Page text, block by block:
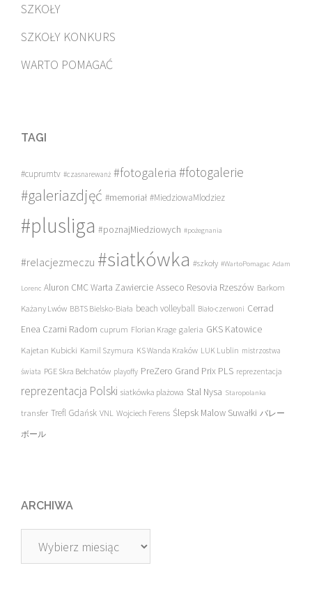
SZKOŁY
SZKOŁY KONKURS
WARTO POMAGAĆ
TAGI
#cuprumtv #czasnarewanż #fotogaleria #fotogalerie
#galeriazdjęć #memoriał #MiedziowaMlodziez
#plusliga #poznajMiedziowych #pożegnania
#relacjezmeczu #siatkówka #szkoły #WartoPomagac Adam
Lorenc Aluron CMC Warta Zawiercie Asseco Resovia Rzeszów Barkom
Każany Lwów BBTS Bielsko-Biała beach volleyball Biało-czerwoni Cerrad
Enea Czarni Radom cuprum Florian Krage galeria GKS Katowice
Kajetan Kubicki Kamil Szymura KS Wanda Kraków LUK Lublin mistrzostwa
świata PGE Skra Bełchatów playoffy PreZero Grand Prix PLS reprezentacja
reprezentacja Polski siatkówka plażowa Stal Nysa Staropolanka
transfer Trefl Gdańsk VNL Wojciech Ferens Ślepsk Malow Suwałki バレー
ボール
ARCHIWA
Archiwa